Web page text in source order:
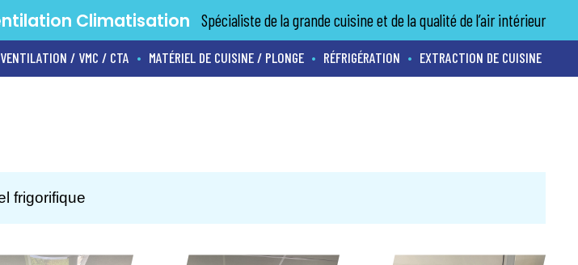
Climatisation Spécialiste de la grande cuisine et de la qualité de l’air intérieur
VENTILATION / VMC / CTA • MATÉRIEL DE CUISINE / PLONGE • RÉFRIGÉRATION • EXTRACTION DE CUISINE
frigorifique